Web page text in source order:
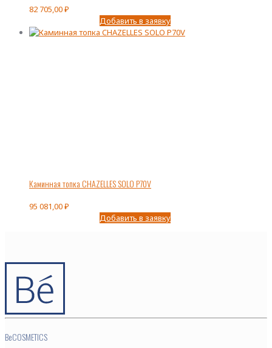
82 705,00₽
Добавить в заявку
Каминная топка CHAZELLES SOLO P70V
95 081,00₽
Добавить в заявку
BeCOSMETICS